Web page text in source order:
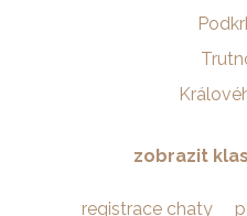
zobrazit
registrace chaty